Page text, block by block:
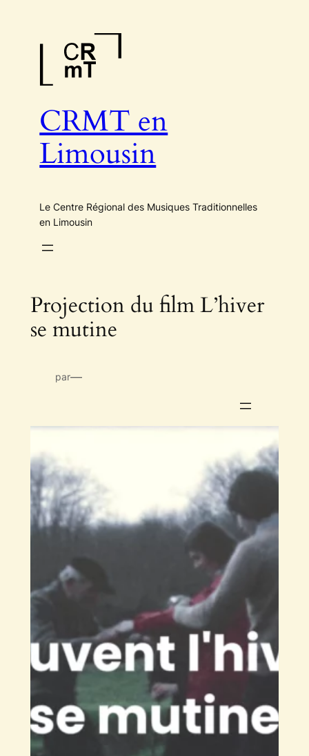
CRMT en
Limousin
Le Centre Régional des Musiques Traditionnelles
en Limousin
Projection du film L’hiver
se mutine
par—